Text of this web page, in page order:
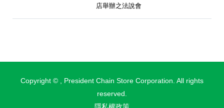
店舉辦之法說會
Copyright ©
, President Chain Store Corporation. All rights
reserved.